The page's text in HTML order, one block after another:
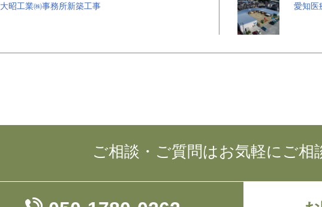
大昭工業㈱事務所新築工事 愛知医
ご相談・ご質問はお気軽にご相